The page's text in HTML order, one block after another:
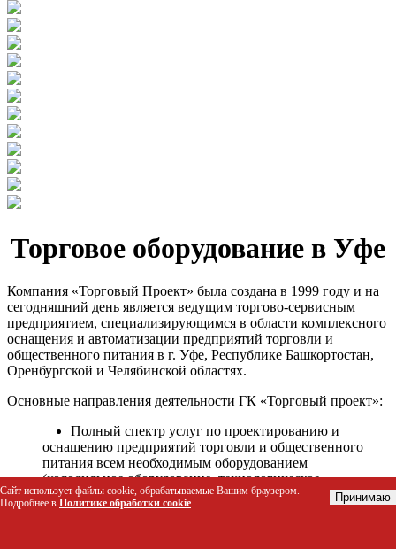
Торговое оборудование в Уфе
Компания «Торговый Проект» была создана в 1999 году и на
сегодняшний день является ведущим торгово-сервисным
предприятием, специализирующимся в области комплексного
оснащения и автоматизации предприятий торговли и
общественного питания в г. Уфе, Республике Башкортостан,
Оренбургской и Челябинской областях.
Основные направления деятельности ГК «Торговый проект»:
Полный спектр услуг по проектированию и
оснащению предприятий торговли и общественного
питания всем необходимым оборудованием
(холодильное оборудование, технологическое
оборудование, стеллажное оборудование и т.д.);
Автоматизация торговых процессов и внедрения
Сайт использует файлы cookie, обрабатываемые Вашим браузером.
Подробнее в Политике обработки cookie. Принимаю